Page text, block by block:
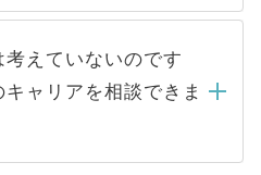
と、応募が殺到する場
める条件に合った人材の
に依頼するケースが増え
ありません。内定先へ
ャリアパートナーが行い
ることはありませんの
い。当サイトからの登録
登録者様の個人情報は、
アップおよび転職活動の
いたします。お預かりし
データはご本人の許可
えていないのです
ャリアを相談できま